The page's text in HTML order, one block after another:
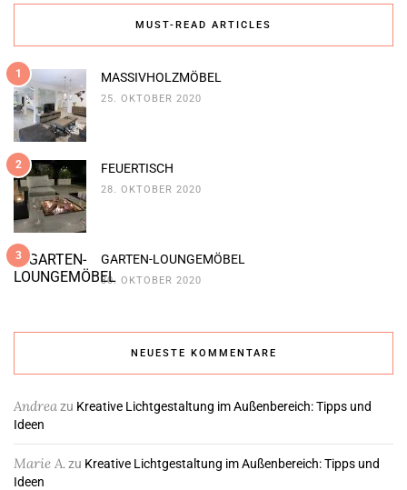
MUST-READ ARTICLES
1 MASSIVHOLZMÖBEL
25. OKTOBER 2020
2 FEUERTISCH
28. OKTOBER 2020
3 GARTEN-LOUNGEMÖBEL
30. OKTOBER 2020
NEUESTE KOMMENTARE
Andreazu Kreative Lichtgestaltung im Außenbereich: Tipps und
Ideen
Marie A.zu Kreative Lichtgestaltung im Außenbereich: Tipps und
Ideen